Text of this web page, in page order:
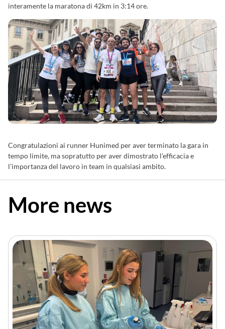
interamente la maratona di 42km in 3:14 ore.
Congratulazioni ai runner Hunimed per aver terminato la gara in
tempo limite, ma sopratutto per aver dimostrato l’efficacia e
l’importanza del lavoro in team in qualsiasi ambito.
More news